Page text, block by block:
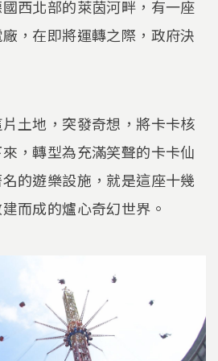
西北部的萊茵河畔，有一座
，在即將運轉之際，政府決
土地，突發奇想，將卡卡核
，轉型為充滿笑聲的卡卡仙
的遊樂設施，就是這座十幾
而成的爐心奇幻世界。